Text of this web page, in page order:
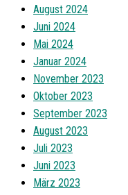
August 2024
Juni 2024
Mai 2024
Januar 2024
November 2023
Oktober 2023
September 2023
August 2023
Juli 2023
Juni 2023
März 2023